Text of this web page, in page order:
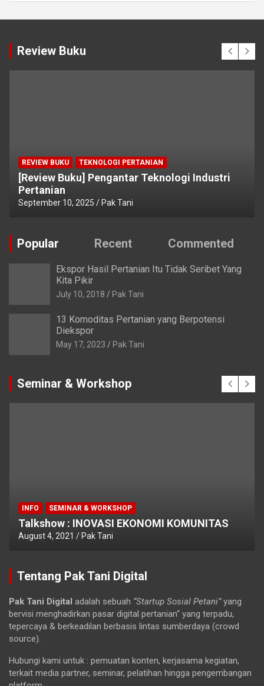
Review Buku
REVIEW BUKU TEKNOLOGI PERTANIAN
[Review Buku] Pengantar Teknologi Industri
Pertanian
September 10, 2025 Pak Tani
Popular Recent Commented
Ekspor Hasil Pertanian Itu Tidak Seribet Yang
Kita Pikir
July 10, 2018 Pak Tani
13 Komoditas Pertanian yang Berpotensi
Diekspor
May 17, 2023 Pak Tani
Seminar & Workshop
INFO SEMINAR & WORKSHOP
Talkshow : INOVASI EKONOMI KOMUNITAS
August 4, 2021 Pak Tani
Tentang Pak Tani Digital
Pak Tani Digital adalah sebuah “Startup Sosial Petani”yang
bervisi menghadirkan pasar digital pertanian“ yang terpadu,
tepercaya & berkeadilan berbasis lintas sumberdaya (crowd
source).
Hubungi kami untuk : pemuatan konten, kerjasama kegiatan,
terkait media partner, seminar, pelatihan hingga pengembangan